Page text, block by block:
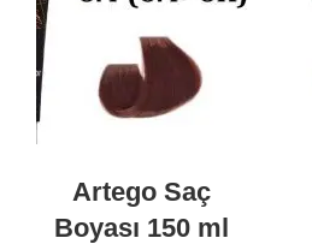
Artego Saç
Boyası 150 ml